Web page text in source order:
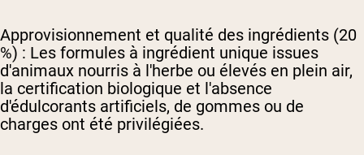
Approvisionnement et qualité des ingrédients (20
%) : Les formules à ingrédient unique issues
d'animaux nourris à l'herbe ou élevés en plein air,
la certification biologique et l'absence
d'édulcorants artificiels, de gommes ou de
charges ont été privilégiées.